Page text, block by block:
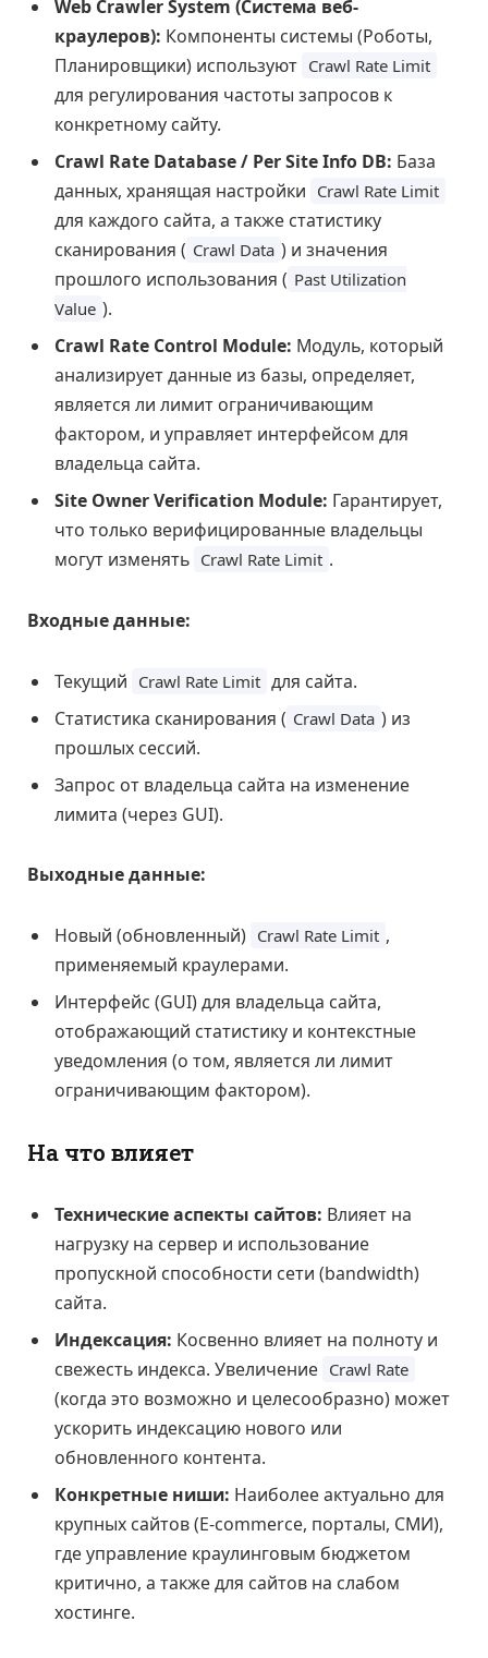
Web Crawler System (Система веб-
краулеров): Компоненты системы (Роботы,
Планировщики) используют Crawl Rate Limit
для регулирования частоты запросов к
конкретному сайту.
Crawl Rate Database / Per Site Info DB: База
данных, хранящая настройки Crawl Rate Limit
для каждого сайта, а также статистику
сканирования ( Crawl Data ) и значения
прошлого использования ( Past Utilization
Value ).
Crawl Rate Control Module: Модуль, который
анализирует данные из базы, определяет,
является ли лимит ограничивающим
фактором, и управляет интерфейсом для
владельца сайта.
Site Owner Verification Module: Гарантирует,
что только верифицированные владельцы
могут изменять Crawl Rate Limit .
Входные данные:
Текущий Crawl Rate Limit для сайта.
Статистика сканирования ( Crawl Data ) из
прошлых сессий.
Запрос от владельца сайта на изменение
лимита (через GUI).
Выходные данные:
Новый (обновленный) Crawl Rate Limit ,
применяемый краулерами.
Интерфейс (GUI) для владельца сайта,
отображающий статистику и контекстные
уведомления (о том, является ли лимит
ограничивающим фактором).
На что влияет
Технические аспекты сайтов: Влияет на
нагрузку на сервер и использование
пропускной способности сети (bandwidth)
сайта.
Индексация: Косвенно влияет на полноту и
свежесть индекса. Увеличение Crawl Rate
(когда это возможно и целесообразно) может
ускорить индексацию нового или
обновленного контента.
Конкретные ниши: Наиболее актуально для
крупных сайтов (E-commerce, порталы, СМИ),
где управление краулинговым бюджетом
критично, а также для сайтов на слабом
хостинге.